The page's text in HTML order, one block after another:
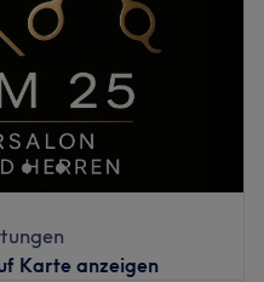
Geschlossen
ist bei BioHairSpa in
denn in diesem
die Gesundheit von
Mittelpunkt. Das
präzise Schnitte und
Pflege auf
Wohlfühloase
deine individuellen
Karte anzeigen